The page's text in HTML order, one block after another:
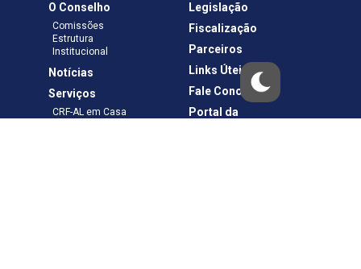
O Conselho
Comissões
Estrutura
Institucional
Notícias
Serviços
CRF-AL em Casa
Legislação
Fiscalização
Parceiros
Links Úteis
Fale Conosco
Portal da